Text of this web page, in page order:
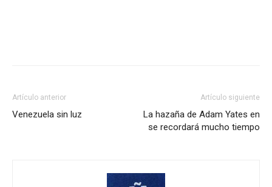
Artículo anterior
Venezuela sin luz
Artículo siguiente
La hazaña de Adam Yates en
se recordará mucho tiempo